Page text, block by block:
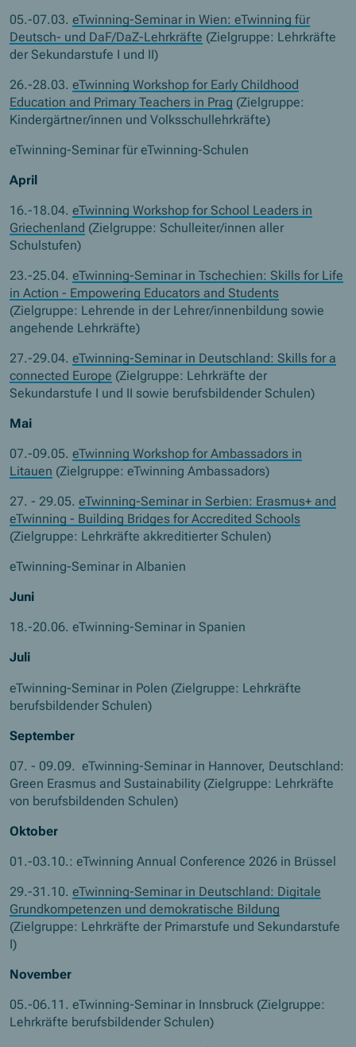
05.-07.03.eTwinning-Seminar in Wien: eTwinning für
Deutsch- und DaF/DaZ-Lehrkräfte (Zielgruppe: Lehrkräfte
der Sekundarstufe I und II)
26.-28.03.eTwinning Workshop for Early Childhood
Education and Primary Teachers in Prag (Zielgruppe:
Kindergärtner/innen und Volksschullehrkräfte)
eTwinning-Seminar für eTwinning-Schulen
April
16.-18.04.eTwinning Workshop for School Leaders in
Griechenland (Zielgruppe: Schulleiter/innen aller
Schulstufen)
23.-25.04.eTwinning-Seminar in Tschechien: Skills for Life
in Action - Empowering Educators and Students
(Zielgruppe: Lehrende in der Lehrer/innenbildung sowie
angehende Lehrkräfte)
27.-29.04.eTwinning-Seminar in Deutschland: Skills for a
connected Europe (Zielgruppe: Lehrkräfte der
Sekundarstufe I und II sowie berufsbildender Schulen)
Mai
07.-09.05.eTwinning Workshop for Ambassadors in
Litauen (Zielgruppe: eTwinning Ambassadors)
27. - 29.05.eTwinning-Seminar in Serbien: Erasmus+ and
eTwinning - Building Bridges for Accredited Schools
(Zielgruppe: Lehrkräfte akkreditierter Schulen)
eTwinning-Seminar in Albanien
Juni
18.-20.06. eTwinning-Seminar in Spanien
Juli
eTwinning-Seminar in Polen (Zielgruppe: Lehrkräfte
berufsbildender Schulen)
September
07. - 09.09. eTwinning-Seminar in Hannover, Deutschland:
Green Erasmus and Sustainability (Zielgruppe: Lehrkräfte
von berufsbildenden Schulen)
Oktober
01.-03.10.:eTwinning Annual Conference 2026 in Brüssel
29.-31.10.eTwinning-Seminar in Deutschland: Digitale
Grundkompetenzen und demokratische Bildung
(Zielgruppe: Lehrkräfte der Primarstufe und Sekundarstufe
I)
November
05.-06.11. eTwinning-Seminar in Innsbruck (Zielgruppe:
Lehrkräfte berufsbildender Schulen)